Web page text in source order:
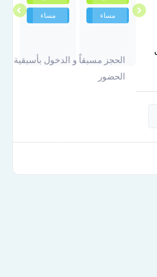
مساء مساء
الحجز مسبقاً و الدخول بأسبقية
الحضور